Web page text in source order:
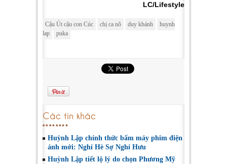
LC/Lifestyle
Cậu Út cậu con Cúc chị ca nô duy khánh
huynh
lap
puka
Các tin khác
Huỳnh Lập chính thức bấm máy phim điện
ảnh mới: Nghỉ Hè Sợ Nghỉ Hưu
Huỳnh Lập tiết lộ lý do chọn Phương Mỹ